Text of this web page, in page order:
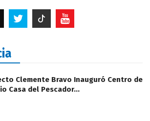
Clemente Bravo Inauguró Centro de
Casa del Pescador…